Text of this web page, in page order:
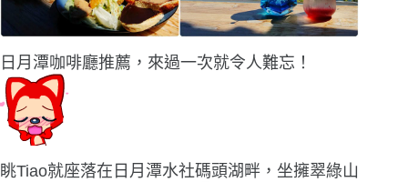
日月潭咖啡廳推薦，來過一次就令人難忘！
眺Tiao就座落在日月潭水社碼頭湖畔，坐擁翠綠山